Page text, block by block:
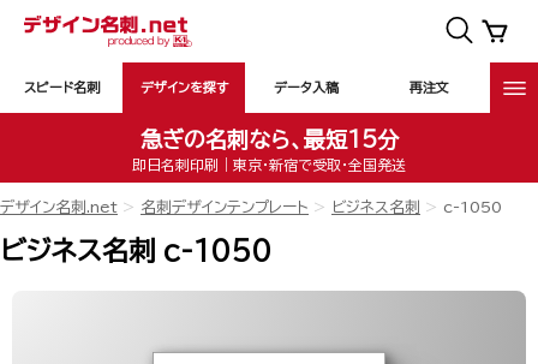
スピード名刺 デザインを探す データ入稿 再注文
急ぎの名刺なら、最短15分
即日名刺印刷｜東京・新宿で受取・全国発送
デザイン名刺.net 名刺デザインテンプレート ビジネス名刺 c-1050
ビジネス名刺 c-1050